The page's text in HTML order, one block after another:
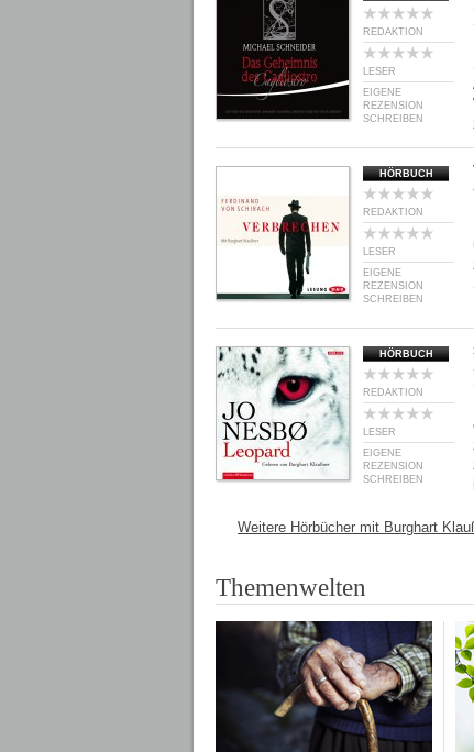
REDAKTION
LESER
EIGENE
REZENSION
SCHREIBEN
HÖRBUCH
REDAKTION
LESER
EIGENE
REZENSION
SCHREIBEN
HÖRBUCH
REDAKTION
LESER
EIGENE
REZENSION
SCHREIBEN
Weitere Hörbücher mit Burghart
Themenwelten